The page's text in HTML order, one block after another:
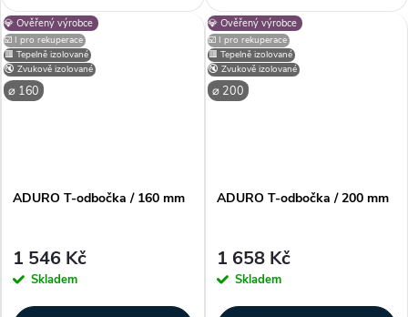
distribuci vzduchu v
rekuperačních systémech.
Napojuje se přímo na
rekuperační jednotku. Součásti
rozvodné skříně jsou
vzduchotechnického potrubí
ADURO o rozměru 125 mm. V
případě spojení dvou 45° kolen
a spojky, vytvoříte variabilní...
💎 Ověřený výrobce
⌀ 160
🟥 Tepelně izolované
🔇 Zvukově izolované
☑️ I pro rekuperace
ADURO T-odbočka / 160 mm
1 546 Kč
Skladem
💎 Ověřený výrobce
⌀ 200
🟥 Tepelně izolované
🔇 Zvukově izolované
☑️ I pro rekuperace
ADURO T-odbočka / 200 mm
1 658 Kč
Skladem